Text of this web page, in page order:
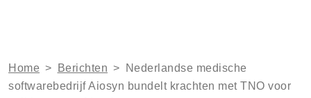
Home > Berichten >
Nederlandse medische
softwarebedrijf Aiosyn bundelt krachten met TNO voor